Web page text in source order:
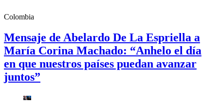
Colombia
Mensaje de Abelardo De La Espriella a
María Corina Machado: “Anhelo el día
en que nuestros países puedan avanzar
juntos”